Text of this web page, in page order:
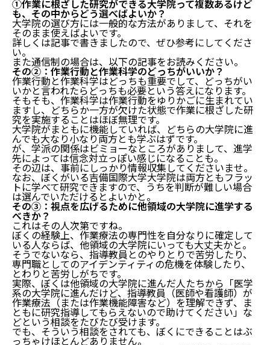
①作業に根ざした研究ができる大学院って複数あるけど
も、その中からどう選べばよいか？
大学院の選び方には一般的な方法がありまして、それを
そのまま使えばよいです。
詳しくは記事で書きましたので、ぜひ参考にしてくださ
い。
また通信制の場合は、以下の記事をお読みください。
その②：作業行動と作業科学のどっちがいいか？
作業行動と作業科学はどっちも重要でして、どっちがい
いかと言われたらどっちも必要という答えになります。
そもそも、作業科学は作業行動をゆりかごに生まれてい
ますし、どちらか一方が欠けた状態で作業に根ざした研
究を実施することはほぼ無理です。
大学院がまともに機能していれば、どちらの大学院に進
んでも大なり小なり両方とも学ぶはずです。
が、学派の関係はビミョーなところがありまして、進学
先によっては信念対立っぽい感じになることも。
その辺は、事前にしっかり情報収集してくださいませ。
なお、ぼくがいる吉備国際大学大学院は両方ともフラッ
トに学べて研究できますので、うちを判断が難しい場合
は選んでいただけるとよいかと。
その③：視点を広げるために他領域の大学院に進学する
べきか？
これはその人次第ですね。
ぼくの経験上、作業療法の専門性を自分なりに確定して
いる人ならば、他領域の大学院にいっても大丈夫かと。
そうでないなら、指導教員とのやりとりで苦労したり、
専門職としてのアイデンティティの危機を体験したり、
とわりと苦労しがちです。
実際、ぼくは他領域の大学院に進んだ人たちから「医学
系の大学院に進んだけど、指導教員（医師や看護師）が
作業療法（または作業機能障害など）を理解できず、ま
ともに研究指導してもらえないので助けてください」な
どという相談をたびたび受けます。
でも、そういう相談をされても、ぼくにできることはぶ
っちゃけほとんどありません。
作業に根ざした研究ができる大学院の紹介
作業行動が学べる大学院
作業科学が学べる大学院
作業に根ざした研究ができる大学院のメリット・デメ
リット
作業に根ざした研究ができる大学院のメリット
作業に根ざした研究ができる大学院のデメリット
作業に根ざした研究ができる大学院でよくある質問
①作業に根ざした研究ができる大学院って複数ある
けども、その中からどう選べばよいか？
その②：作業行動と作業科学のどっちがいいか？
その③：視点を広げるために他領域の大学院に進学
するべきか？
とりあえず資料請求しちゃいましょう
まとめ